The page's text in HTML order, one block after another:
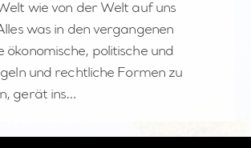
wie von der Welt auf uns
was in den vergangenen
ökonomische, politische und
und rechtliche Formen zu
gerät ins…